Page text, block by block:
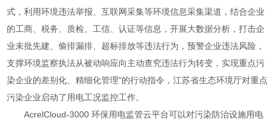
式，利用环境违法举报、互联网采集等环境信息采集渠道，结合企业
的工商、税务、质检、工信、认证等信息，开展大数据分析，打击企
业未批先建、偷排漏排、超标排放等违法行为，预警企业违法风险，
支撑环境监察执法从被动响应向主动查究违法行为转变，实现重点污
染企业的差别化、精细化管理"的行动指令，江苏省生态环境厅对重点
污染企业启动了用电工况监控工作。
AcrelCloud-3000 环保用电监管云平台可以对污染防治设施用电